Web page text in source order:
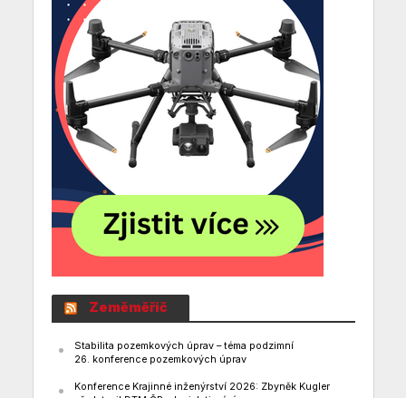
Zeměměřič
Stabilita pozemkových úprav – téma podzimní
26. konference pozemkových úprav
Konference Krajinné inženýrství 2026: Zbyněk Kugler